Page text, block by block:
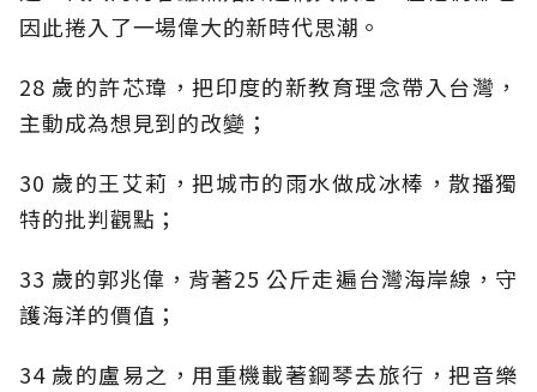
因此捲入了一場偉大的新時代思潮。
28 歲的許芯瑋，把印度的新教育理念帶入台灣，
主動成為想見到的改變；
30 歲的王艾莉，把城市的雨水做成冰棒，散播獨
特的批判觀點；
33 歲的郭兆偉，背著25 公斤走遍台灣海岸線，守
護海洋的價值；
34 歲的盧易之，用重機載著鋼琴去旅行，把音樂